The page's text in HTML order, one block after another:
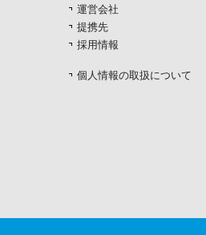
運営会社
提携先
採用情報
個人情報の取扱について